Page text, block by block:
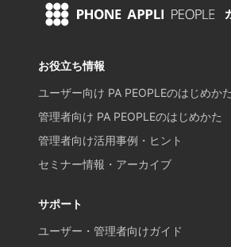
お役立ち情報
ユーザー向け PA PEOPLEのはじめかた
管理者向け PA PEOPLEのはじめかた
管理者向け活用事例・ヒント
セミナー情報・アーカイブ
サポート
ユーザー・管理者向けガイド